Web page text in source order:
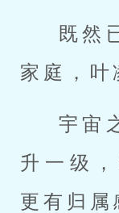
既然
家庭，叶
宇宙
升一级
更有归属